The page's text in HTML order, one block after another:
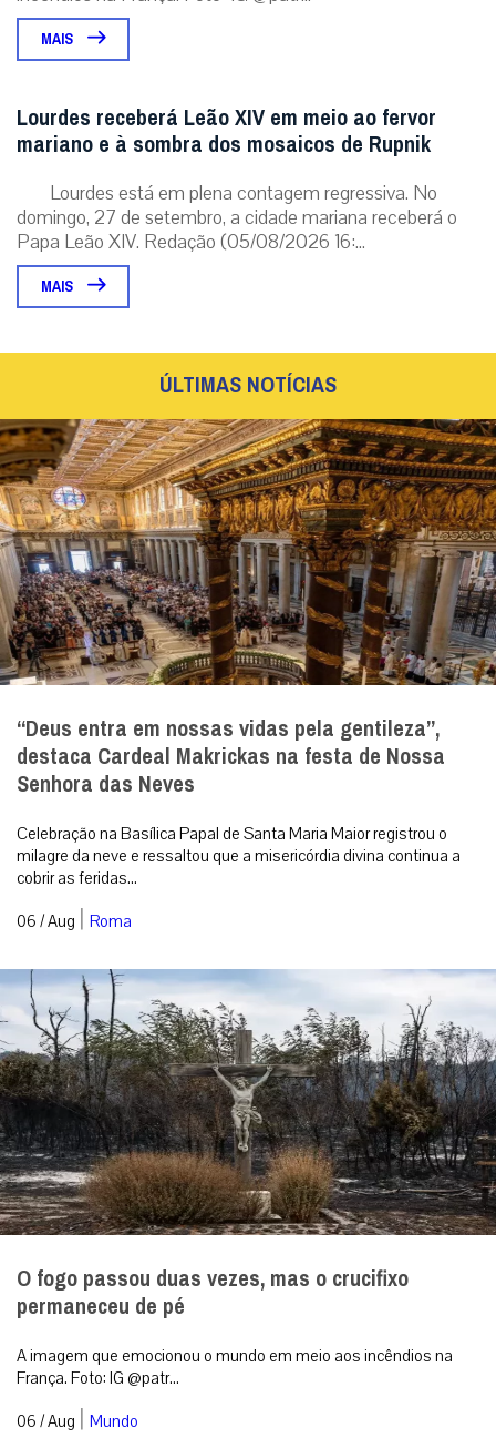
MAIS
Lourdes receberá Leão XIV em meio ao fervor
mariano e à sombra dos mosaicos de Rupnik
Lourdes está em plena contagem regressiva. No
domingo, 27 de setembro, a cidade mariana receberá o
Papa Leão XIV. Redação (05/08/2026 16:...
MAIS
ÚLTIMAS NOTÍCIAS
“Deus entra em nossas vidas pela gentileza”,
destaca Cardeal Makrickas na festa de Nossa
Senhora das Neves
Celebração na Basílica Papal de Santa Maria Maior registrou o
milagre da neve e ressaltou que a misericórdia divina continua a
cobrir as feridas...
06 / Aug | Roma
O fogo passou duas vezes, mas o crucifixo
permaneceu de pé
A imagem que emocionou o mundo em meio aos incêndios na
França. Foto: IG @patr...
06 / Aug | Mundo